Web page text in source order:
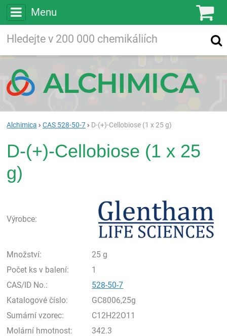
Menu
Vyhledávání
Alchimica CAS 528-50-7 D-(+)-Cellobiose (1 x 25 g)
D-(+)-Cellobiose (1 x 25
g)
Výrobce:
Množství:
25 g
Počet ks v balení:
1
CAS/ID No.:
528-50-7
Katalogové číslo:
GC8006,25g
Sumární vzorec:
C12H22O11
Molární hmotnost:
342.3